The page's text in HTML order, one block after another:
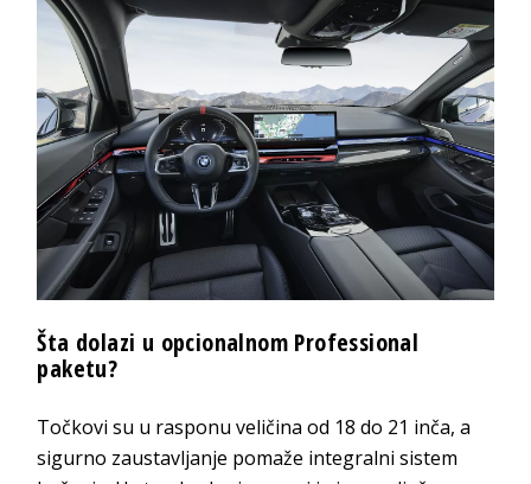
Šta dolazi u opcionalnom Professional
paketu?
Točkovi su u rasponu veličina od 18 do 21 inča, a
sigurno zaustavljanje pomaže integralni sistem